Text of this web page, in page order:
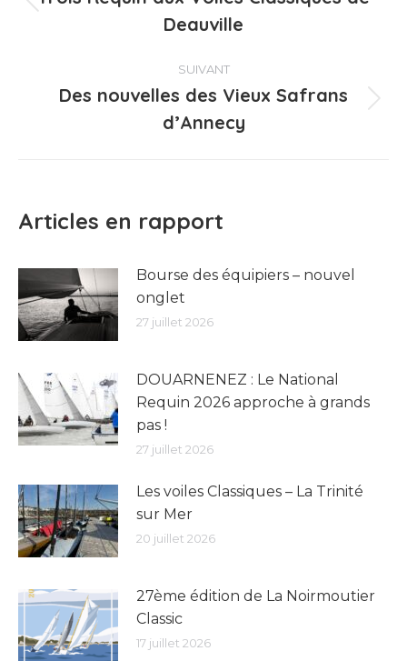
précédent
Deauville
SUIVANT
suivant
Des nouvelles des Vieux Safrans
d’Annecy
Articles en rapport
Bourse des équipiers – nouvel
onglet
27 juillet 2026
DOUARNENEZ : Le National
Requin 2026 approche à grands
pas !
27 juillet 2026
Les voiles Classiques – La Trinité
sur Mer
20 juillet 2026
27ème édition de La Noirmoutier
Classic
17 juillet 2026